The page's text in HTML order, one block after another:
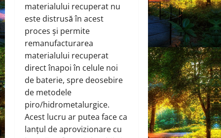
materialului recuperat nu
este distrusă în acest
proces și permite
remanufacturarea
materialului recuperat
direct înapoi în celule noi
de baterie, spre deosebire
de metodele
piro/hidrometalurgice.
Acest lucru ar putea face ca
lanțul de aprovizionare cu